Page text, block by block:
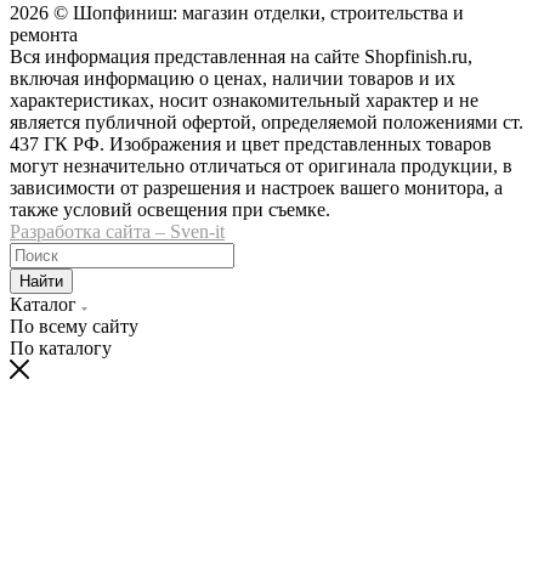
2026 © Шопфиниш: магазин отделки, строительства и
ремонта
Вся информация представленная на сайте Shopfinish.ru,
включая информацию о ценах, наличии товаров и их
характеристиках, носит ознакомительный характер и не
является публичной офертой, определяемой положениями ст.
437 ГК РФ. Изображения и цвет представленных товаров
могут незначительно отличаться от оригинала продукции, в
зависимости от разрешения и настроек вашего монитора, а
также условий освещения при съемке.
Разработка сайта – Sven-it
Найти
Каталог
По всему сайту
По каталогу